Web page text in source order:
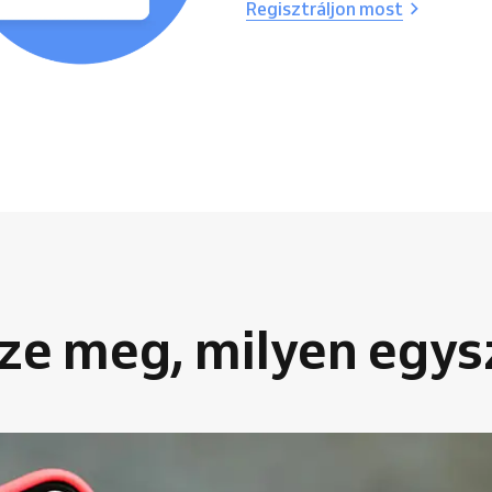
Regisztráljon most
meg, milyen